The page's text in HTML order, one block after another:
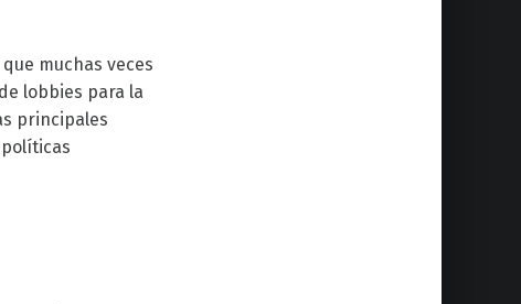
muchas veces
lobbies para la
principales